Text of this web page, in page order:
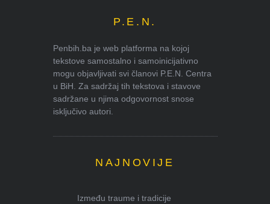
P.E.N.
Penbih.ba je web platforma na kojoj
tekstove samostalno i samoinicijativno
mogu objavljivati svi članovi P.E.N. Centra
u BiH. Za sadržaj tih tekstova i stavove
sadržane u njima odgovornost snose
isključivo autori.
NAJNOVIJE
Između traume i tradicije